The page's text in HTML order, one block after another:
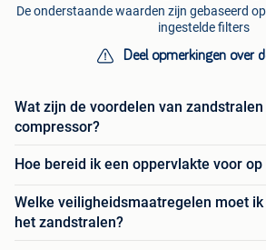
De onderstaande waarden zijn gebaseerd
ingestelde filters
Deel opmerkingen over
Wat zijn de voordelen van
compressor?
Hoe bereid ik een oppervlakte voor
Welke veiligheidsmaatregelen moet
het zandstralen?